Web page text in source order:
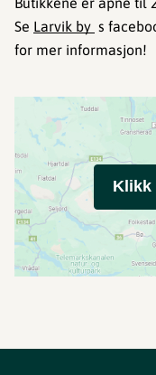
Se Larvik by s
for mer informasjon!
Klikk